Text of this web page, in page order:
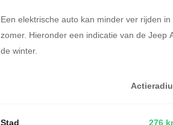
Een elektrische auto kan minder ver rijden
zomer. Hieronder een indicatie van de Jeep
de winter.
Stad 276